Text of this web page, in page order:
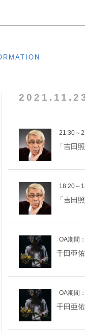
21:30～
「吉田
18:20～
「吉田
OA期間
千田亜
OA期間
千田亜